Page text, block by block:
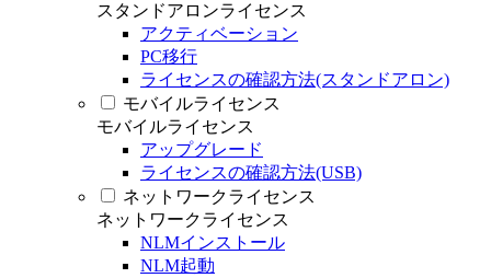
スタンドアロンライセンス
アクティベーション
PC移行
ライセンスの確認方法(スタンドアロン)
モバイルライセンス
モバイルライセンス
アップグレード
ライセンスの確認方法(USB)
ネットワークライセンス
ネットワークライセンス
NLMインストール
NLM起動